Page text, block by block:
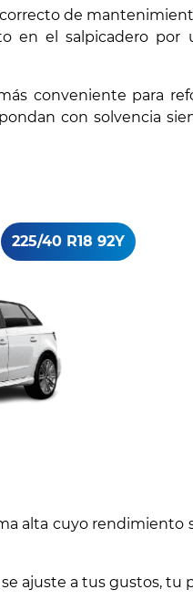
de
en el salpicadero
conveniente para
con solvencia
225/40 R18 92Y
alta cuyo
ajuste a tus gustos, tu